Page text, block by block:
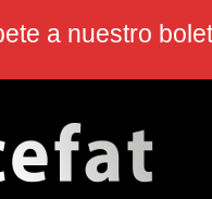
a nuestro